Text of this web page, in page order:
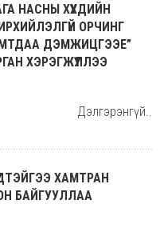
НАСНЫ ХҮҮХДИЙН
ОРЧИНГ
ДЭМЖИЦГЭЭЕ”
ХЭРЭГЖҮҮЛЛЭЭ
Дэлгэрэнгүй..
ХАМТРАН
БАЙГУУЛЛАА